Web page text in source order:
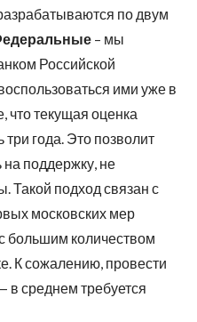
по двум
– мы
Российской
ими уже в
что текущая оценка
три года. Это позволит
на поддержку, не
Такой подход связан с
московских мер
большим количеством
К сожалению, провести
в среднем требуется